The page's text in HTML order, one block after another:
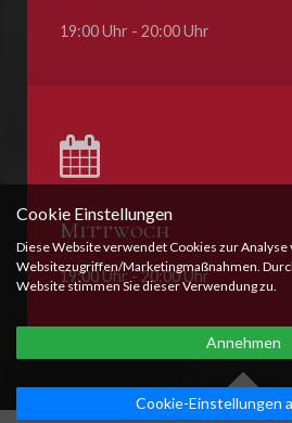
Cookie Einstellungen
Diese Website verwendet Cookies zur Analyse
Websitezugriffen/Marketingmaßnahmen.
Website stimmen Sie dieser Verwendung zu.
Annehmen
Cookie-Einstellungen
19:00 Uhr - 20:00 Uhr
Mittwoch
19:00 Uhr - 20:00 Uhr